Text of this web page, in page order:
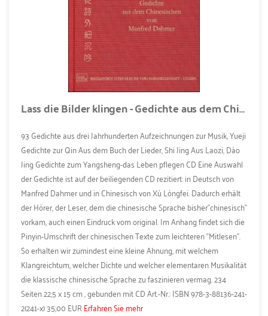
Lass die Bilder klingen - Gedichte aus dem Chinesischen (Buch + CD-ROM)
93 Gedichte aus drei Jahrhunderten Aufzeichnungen zur Musik, Yueji
Gedichte zur Qin Aus dem Buch der Lieder, Shi Jing Aus Laozi, Dào
Jing Gedichte zum Yangsheng-das Leben pflegen CD Eine Auswahl
der Gedichte ist auf der beiliegenden CD rezitiert: in Deutsch von
Manfred Dahmer und in Chinesisch von Xú Lóngfei. Dadurch erhält
der Hörer, der Leser, dem die chinesische Sprache bisher"chinesisch"
vorkam, auch einen Eindruck vom original. Im Anhang findet sich die
Pinyin-Umschrift der chinesischen Texte zum leichteren "Mitlesen".
So erhalten wir zumindest eine kleine Ahnung, mit welchem
Klangreichtum, welcher Dichte und welcher elementaren Musikalität
die klassische chinesische Sprache zu faszinieren vermag. 234
Seiten 22,5 x 15 cm , gebunden mit CD Art.-Nr.: ISBN 978-3-88136-241-
2(241-x) 35,00 EURErfahren Sie mehr